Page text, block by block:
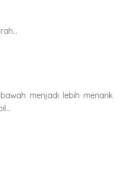
menjadi lebih menarik